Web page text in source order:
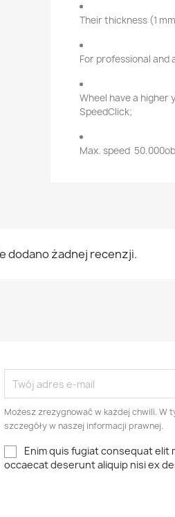
Their thickness (1
For professional and
Wheel have a higher
SpeedClick;
Max. speed
dodano żadnej recenzji.
Możesz zrezygnować w każdej chwili. W
szczegóły w naszej informacji prawnej.
Enim quis fugiat consequat elit
occaecat deserunt aliquip nisi ex